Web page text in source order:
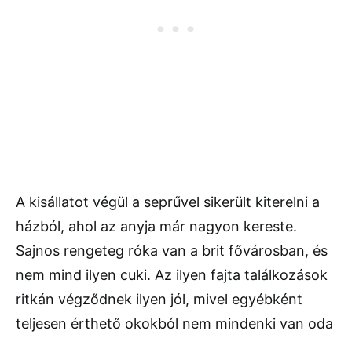
A kisállatot végül a seprűvel sikerült kiterelni a
házból, ahol az anyja már nagyon kereste.
Sajnos rengeteg róka van a brit fővárosban, és
nem mind ilyen cuki. Az ilyen fajta találkozások
ritkán végződnek ilyen jól, mivel egyébként
teljesen érthető okokból nem mindenki van oda